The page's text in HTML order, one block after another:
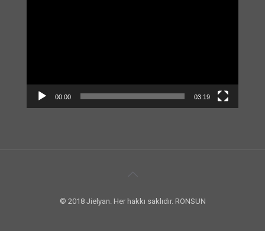
00:00 03:19
© 2018 Jielyan. Her hakkı saklıdır. RONSUN